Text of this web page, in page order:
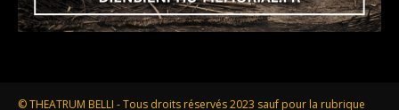
© THEATRUM BELLI - Tous droits réservés 2023 sauf pour la rubrique